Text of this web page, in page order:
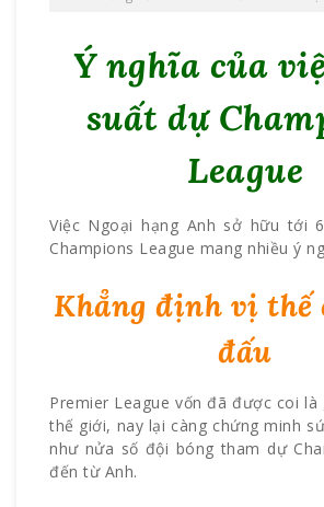
Ý nghĩa của
suất dự
League
Việc Ngoại hạng Anh sở hữu tới
Champions League mang nhiều ý
Khẳng định vị thế
đấu
Premier League vốn đã được coi
thế giới, nay lại càng chứng minh
như nửa số đội bóng tham dự
đến từ Anh.